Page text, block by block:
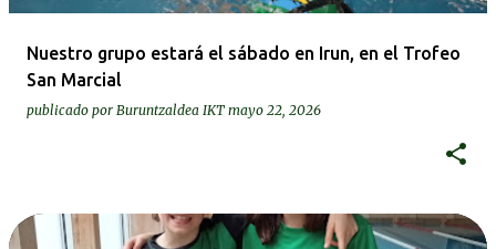
Nuestro grupo estará el sábado en Irun, en el Trofeo
San Marcial
publicado por Buruntzaldea IKT mayo 22, 2026